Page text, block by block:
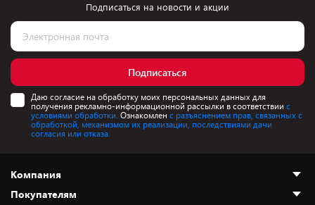
Подписаться на новости и акции
Подписаться
Даю согласие на обработку моих персональных данных для
получения рекламно-информационной рассылки в соответствии с
условиями обработки. Ознакомлен с разъяснением прав, связанных с
обработкой, механизмом их реализации, последствиями дачи
согласия или отказа.
Компания
Покупателям